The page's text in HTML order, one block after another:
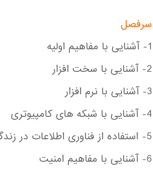
سرفصل
1- آشنایی با مفاهیم اولیه
2- آشنایی با سخت افزار
3- آشنایی با نرم افزار
4- آشنایی با شبکه های کامپیوتری
5- استفاده از فناوری اطلاعات در زندگی روزمره
6- آشنایی با مفاهیم امنیت